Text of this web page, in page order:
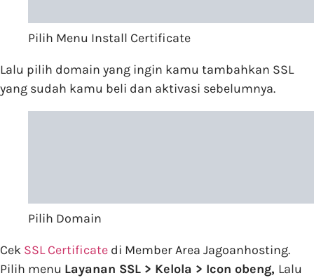
Pilih Menu Install Certificate
Lalu pilih domain yang ingin kamu tambahkan SSL
yang sudah kamu beli dan aktivasi sebelumnya.
Pilih Domain
Cek SSL Certificate di Member Area Jagoanhosting.
Pilih menu Layanan SSL > Kelola > Icon obeng, Lalu